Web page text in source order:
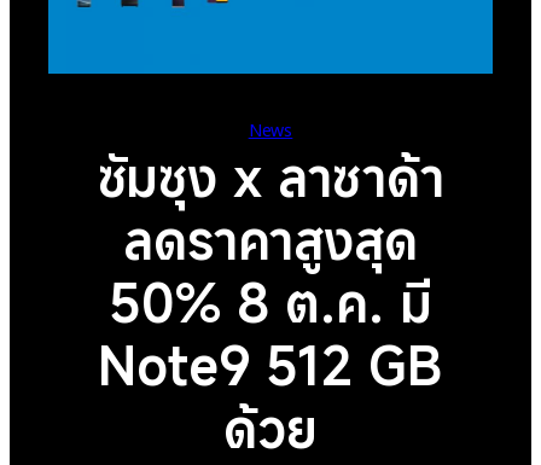
News
ซัมซุง x ลาซาด้า
ลดราคาสูงสุด
50% 8 ต.ค. มี
Note9 512 GB
ด้วย